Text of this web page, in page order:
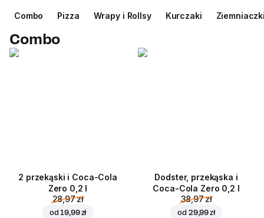
Сombo Pizza Wrapy i Rollsy Kurczaki
Сombo
2 przekąski i Coca-Cola
Zero 0,2 l
28,97 zł
od19,99 zł
Dodster, przekąska i
Coca-Cola Zero 0,2 l
38,97 zł
od 29,99 zł